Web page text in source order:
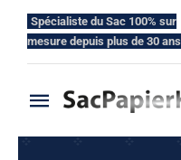
content
Spécialiste du Sac 100% sur
mesure depuis plus de 30 ans
Toggle
Navigation